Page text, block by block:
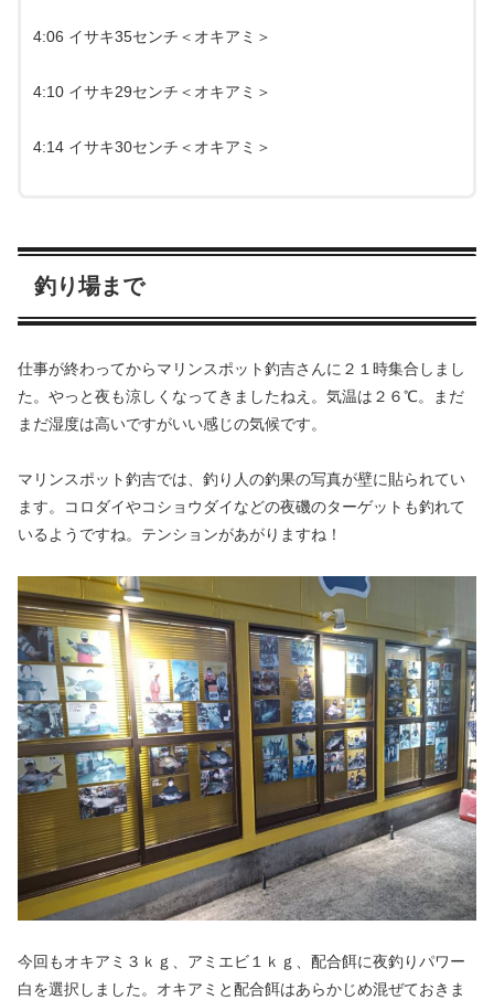
4:06 イサキ35センチ＜オキアミ＞
4:10 イサキ29センチ＜オキアミ＞
4:14 イサキ30センチ＜オキアミ＞
釣り場まで
仕事が終わってからマリンスポット釣吉さんに２１時集合しまし
た。やっと夜も涼しくなってきましたねえ。気温は２６℃。まだ
まだ湿度は高いですがいい感じの気候です。
マリンスポット釣吉では、釣り人の釣果の写真が壁に貼られてい
ます。コロダイやコショウダイなどの夜磯のターゲットも釣れて
いるようですね。テンションがあがりますね！
今回もオキアミ３ｋｇ、アミエビ１ｋｇ、配合餌に夜釣りパワー
白を選択しました。オキアミと配合餌はあらかじめ混ぜておきま